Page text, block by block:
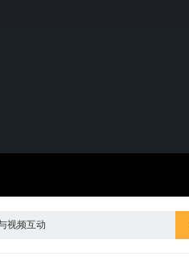
清视频互动